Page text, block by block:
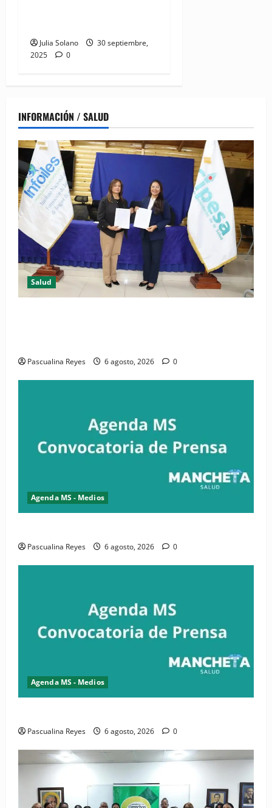
Julia Solano
30 septiembre,
2025
0
INFORMACIÓN / SALUD
Salud
Pascualina Reyes 6 agosto, 2026 0
Agenda MS - Medios
Pascualina Reyes 6 agosto, 2026 0
Agenda MS - Medios
Pascualina Reyes 6 agosto, 2026 0